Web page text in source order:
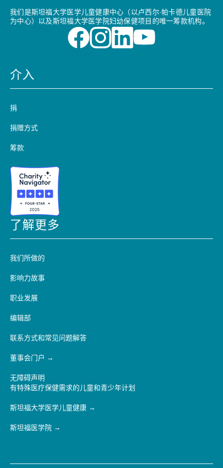
我们是斯坦福大学医学儿童健康中心（以卢西尔·帕卡德儿童医院
为中心）以及斯坦福大学医学院妇幼保健项目的唯一筹款机构。
介入
捐
捐赠方式
筹款
了解更多
我们所做的
影响力故事
职业发展
编辑部
联系方式和常见问题解答
董事会门户
无障碍声明
有特殊医疗保健需求的儿童和青少年计划
斯坦福大学医学儿童健康
斯坦福医学院